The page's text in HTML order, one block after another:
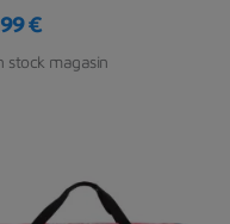
€
stock magasin